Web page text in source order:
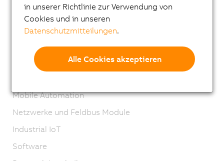
Vision Systeme
Sicherheitstechnik
Mechatronische Systeme
Mobile Automation
Netzwerke und Feldbus Module
Industrial IoT
Software
in unserer Richtlinie zur Verwendung von
Cookies und in unseren
Datenschutzmitteilungen.
Alle Cookies akzeptieren